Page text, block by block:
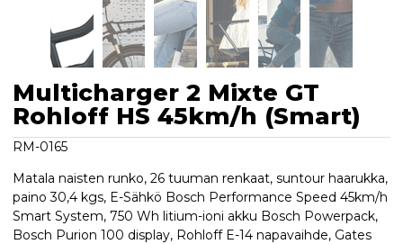
Multicharger 2 Mixte GT
Rohloff HS 45km/h (Smart)
RM-0165
Matala naisten runko, 26 tuuman renkaat, suntour haarukka,
paino 30,4 kgs, E-Sähkö Bosch Performance Speed 45km/h
Smart System, 750 Wh litium-ioni akku Bosch Powerpack,
Bosch Purion 100 display, Rohloff E-14 napavaihde, Gates